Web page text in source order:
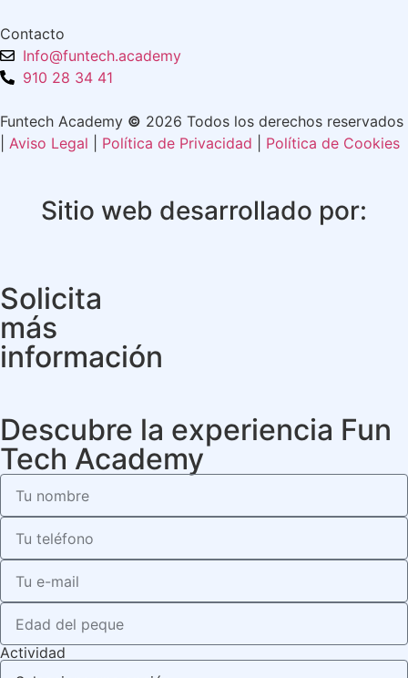
Contacto
Info@funtech.academy
910 28 34 41
Funtech Academy © 2026 Todos los derechos reservados
Aviso Legal Política de Privacidad Política de Cookies
Sitio web desarrollado por:
Solicita
más
información
Descubre la experiencia Fun
Tech Academy
Actividad